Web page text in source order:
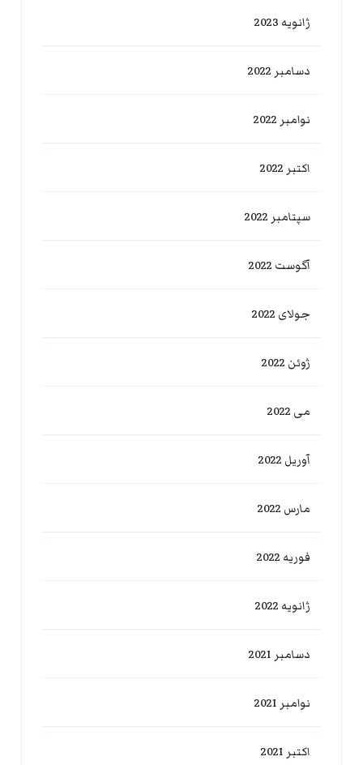
ژانویه 2023
دسامبر 2022
نوامبر 2022
اکتبر 2022
سپتامبر 2022
آگوست 2022
جولای 2022
ژوئن 2022
می 2022
آوریل 2022
مارس 2022
فوریه 2022
ژانویه 2022
دسامبر 2021
نوامبر 2021
اکتبر 2021